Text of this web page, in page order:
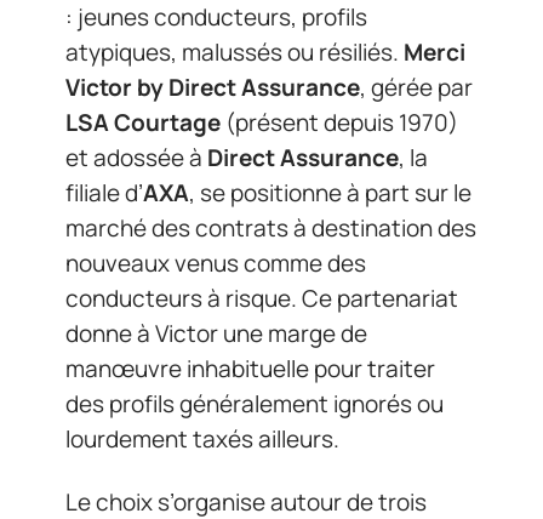
: jeunes conducteurs, profils
atypiques, malussés ou résiliés. Merci
Victor by Direct Assurance, gérée par
LSA Courtage (présent depuis 1970)
et adossée à Direct Assurance, la
filiale d’AXA, se positionne à part sur le
marché des contrats à destination des
nouveaux venus comme des
conducteurs à risque. Ce partenariat
donne à Victor une marge de
manœuvre inhabituelle pour traiter
des profils généralement ignorés ou
lourdement taxés ailleurs.
Le choix s’organise autour de trois